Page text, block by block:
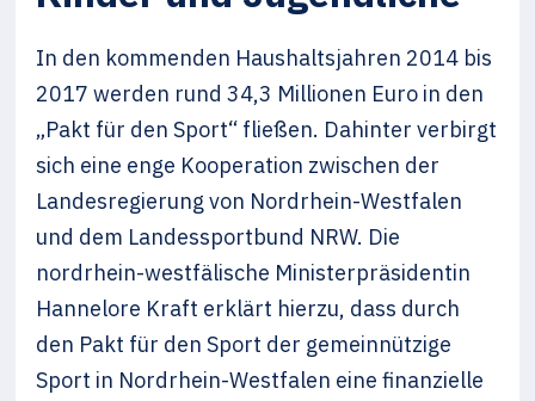
In den kommenden Haushaltsjahren 2014 bis
2017 werden rund 34,3 Millionen Euro in den
„Pakt für den Sport“ fließen. Dahinter verbirgt
sich eine enge Kooperation zwischen der
Landesregierung von Nordrhein-Westfalen
und dem Landessportbund NRW. Die
nordrhein-westfälische Ministerpräsidentin
Hannelore Kraft erklärt hierzu, dass durch
den Pakt für den Sport der gemeinnützige
Sport in Nordrhein-Westfalen eine finanzielle